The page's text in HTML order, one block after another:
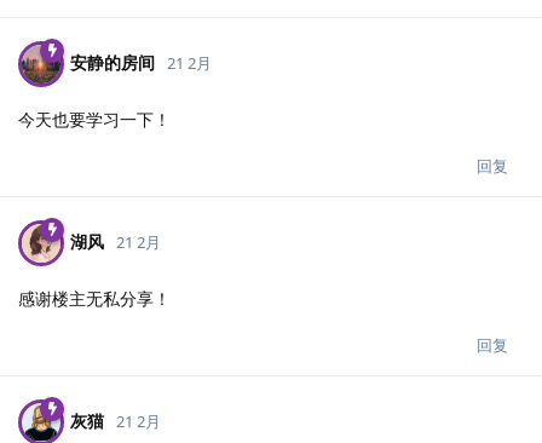
安静的房间 21 2月
今天也要学习一下！
回复
湖风 21 2月
感谢楼主无私分享！
回复
灰猫 21 2月